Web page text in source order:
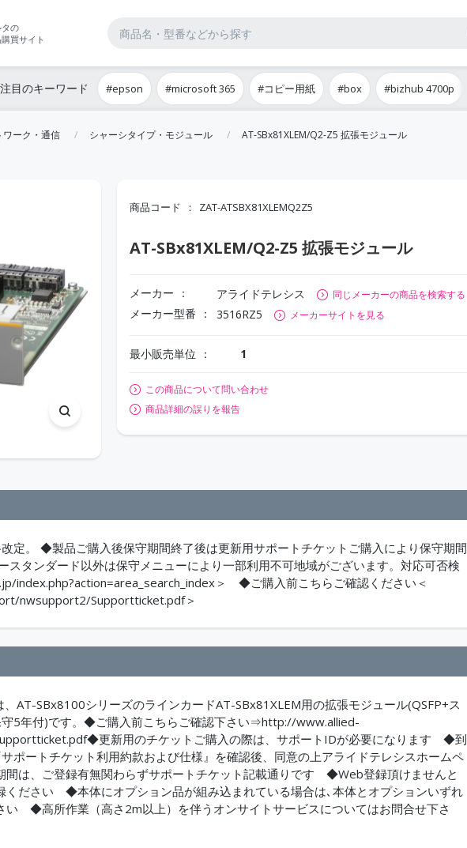
の
買サイト
注目のキーワード #epson #microsoft 365 #コピー用紙 #box #bizhub 4700p
ワーク・通信 シャーシタイプ・モジュール AT-SBx81XLEM/Q2-Z5 拡張モジュール
商品コード ZAT-ATSBX81XLEMQ2Z5
AT-SBx81XLEM/Q2-Z5 拡張モジュール
メーカー アライドテレシス 同じメーカーの商品を検索する
メーカー型番 3516RZ5 メーカーサイトを見る
最小販売単位 1
この商品について問い合わせ
商品詳細の誤りを報告
定。 ◆製品ご購入後保守期間終了後は更新用サポートチケットご購入により保守期間
タンダード以外は保守メニューにより一部利用不可地域がございます。対応可否検
index.php?action=area_search_index＞ ◆ご購入前こちらご確認ください＜
nwsupport2/Supportticket.pdf＞
AT-SBx8100シリーズのラインカードAT-SBx81XLEM用の拡張モジュール(QSFP+ス
守5年付)です。◆ご購入前こちらご確認下さい⇒http://www.allied-
更新用のチケットご購入の際は、サポートIDが必要になります ◆到
ポートチケット利用約款および仕様』を確認後、同意の上アライドテレシスホームペ
は、ご登録有無関わらずサポートチケット記載通りです ◆Web登録頂けませんと
ください ◆本体にオプション品が組み込まれている場合は､本体とオプションいずれ
い ◆高所作業（高さ2m以上）を伴うオンサイトサービスについてはお問合せ下さ